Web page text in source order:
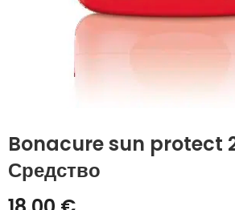
Bonacure sun protect
Средство